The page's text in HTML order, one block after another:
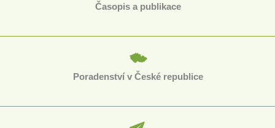
Časopis a publikace
Poradenství v České republice